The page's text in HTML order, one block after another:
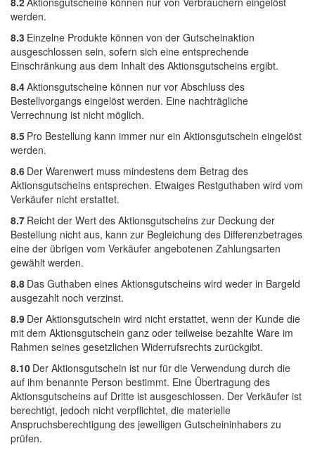
werden.
8.3 Einzelne Produkte können von der Gutscheinaktion
ausgeschlossen sein, sofern sich eine entsprechende
Einschränkung aus dem Inhalt des Aktionsgutscheins ergibt.
8.4Aktionsgutscheine können nur vor Abschluss des
Bestellvorgangs eingelöst werden. Eine nachträgliche
Verrechnung ist nicht möglich.
8.5 Pro Bestellung kann immer nur ein Aktionsgutschein eingelöst
werden.
8.6 Der Warenwert muss mindestens dem Betrag des
Aktionsgutscheins entsprechen. Etwaiges Restguthaben wird vom
Verkäufer nicht erstattet.
8.7 Reicht der Wert des Aktionsgutscheins zur Deckung der
Bestellung nicht aus, kann zur Begleichung des Differenzbetrages
eine der übrigen vom Verkäufer angebotenen Zahlungsarten
gewählt werden.
8.8 Das Guthaben eines Aktionsgutscheins wird weder in Bargeld
ausgezahlt noch verzinst.
8.9 Der Aktionsgutschein wird nicht erstattet, wenn der Kunde die
mit dem Aktionsgutschein ganz oder teilweise bezahlte Ware im
Rahmen seines gesetzlichen Widerrufsrechts zurückgibt.
8.10 Der Aktionsgutschein ist nur für die Verwendung durch die
auf ihm benannte Person bestimmt. Eine Übertragung des
Aktionsgutscheins auf Dritte ist ausgeschlossen. Der Verkäufer ist
berechtigt, jedoch nicht verpflichtet, die materielle
Anspruchsberechtigung des jeweiligen Gutscheininhabers zu
prüfen.